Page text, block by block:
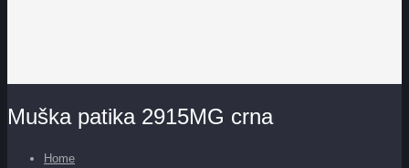
Muška patika 2915MG crna
Home